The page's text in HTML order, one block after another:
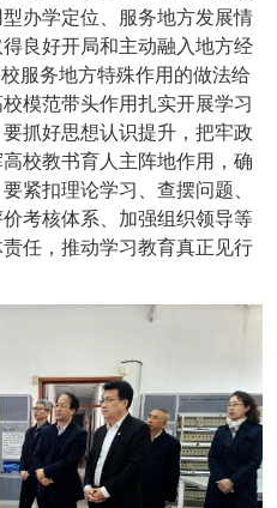
办学定位、服务地方发展情
良好开局和主动融入地方经
服务地方特殊作用的做法给
模范带头作用扎实开展学习
抓好思想认识提升，把牢政
校教书育人主阵地作用，确
紧扣理论学习、查摆问题、
考核体系、加强组织领导等
任，推动学习教育真正见行